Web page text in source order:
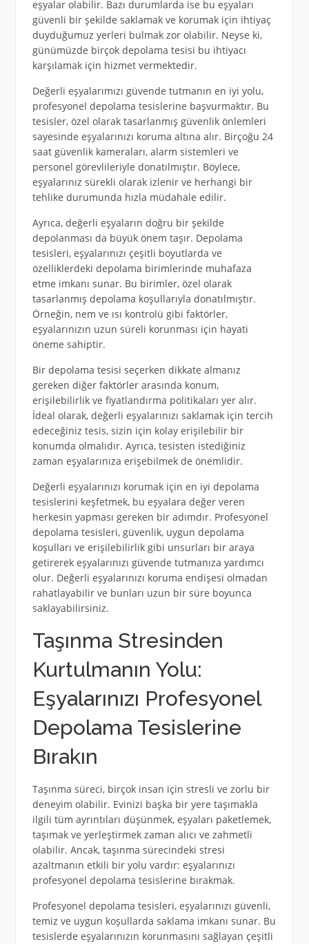
eşyalar olabilir. Bazı durumlarda ise bu eşyaları
güvenli bir şekilde saklamak ve korumak için ihtiyaç
duyduğumuz yerleri bulmak zor olabilir. Neyse ki,
günümüzde birçok depolama tesisi bu ihtiyacı
karşılamak için hizmet vermektedir.
Değerli eşyalarımızı güvende tutmanın en iyi yolu,
profesyonel depolama tesislerine başvurmaktır. Bu
tesisler, özel olarak tasarlanmış güvenlik önlemleri
sayesinde eşyalarınızı koruma altına alır. Birçoğu 24
saat güvenlik kameraları, alarm sistemleri ve
personel görevlileriyle donatılmıştır. Böylece,
eşyalarınız sürekli olarak izlenir ve herhangi bir
tehlike durumunda hızla müdahale edilir.
Ayrıca, değerli eşyaların doğru bir şekilde
depolanması da büyük önem taşır. Depolama
tesisleri, eşyalarınızı çeşitli boyutlarda ve
özelliklerdeki depolama birimlerinde muhafaza
etme imkanı sunar. Bu birimler, özel olarak
tasarlanmış depolama koşullarıyla donatılmıştır.
Örneğin, nem ve ısı kontrolü gibi faktörler,
eşyalarınızın uzun süreli korunması için hayati
öneme sahiptir.
Bir depolama tesisi seçerken dikkate almanız
gereken diğer faktörler arasında konum,
erişilebilirlik ve fiyatlandırma politikaları yer alır.
İdeal olarak, değerli eşyalarınızı saklamak için tercih
edeceğiniz tesis, sizin için kolay erişilebilir bir
konumda olmalıdır. Ayrıca, tesisten istediğiniz
zaman eşyalarınıza erişebilmek de önemlidir.
Değerli eşyalarınızı korumak için en iyi depolama
tesislerini keşfetmek, bu eşyalara değer veren
herkesin yapması gereken bir adımdır. Profesyonel
depolama tesisleri, güvenlik, uygun depolama
koşulları ve erişilebilirlik gibi unsurları bir araya
getirerek eşyalarınızı güvende tutmanıza yardımcı
olur. Değerli eşyalarınızı koruma endişesi olmadan
rahatlayabilir ve bunları uzun bir süre boyunca
saklayabilirsiniz.
Taşınma Stresinden
Kurtulmanın Yolu:
Eşyalarınızı Profesyonel
Depolama Tesislerine
Bırakın
Taşınma süreci, birçok insan için stresli ve zorlu bir
deneyim olabilir. Evinizi başka bir yere taşımakla
ilgili tüm ayrıntıları düşünmek, eşyaları paketlemek,
taşımak ve yerleştirmek zaman alıcı ve zahmetli
olabilir. Ancak, taşınma sürecindeki stresi
azaltmanın etkili bir yolu vardır: eşyalarınızı
profesyonel depolama tesislerine bırakmak.
Profesyonel depolama tesisleri, eşyalarınızı güvenli,
temiz ve uygun koşullarda saklama imkanı sunar. Bu
tesislerde eşyalarınızın korunmasını sağlayan çeşitli